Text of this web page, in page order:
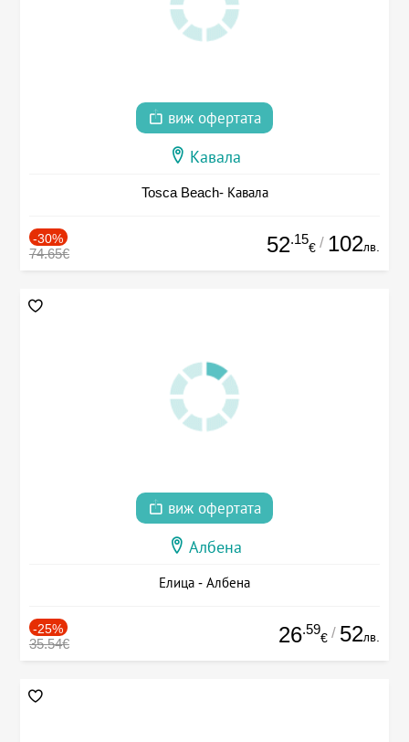
виж офертата
Кавала
Tosca Beach- Кавала
-30%
74.65€ 52.15
€ / 102лв.
виж офертата
Албена
Елица - Албена
-25%
35.54€ 26.59
€ / 52лв.